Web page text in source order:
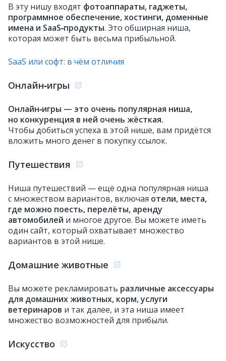
В эту нишу входят фотоаппараты, гаджеты,
программное обеспечение, хостинги, доменные
имена и SaaS‑продукты. Это обширная ниша,
которая может быть весьма прибыльной.
SaaS или софт: в чём отличия
Онлайн‑игры
Онлайн‑игры — это очень популярная ниша,
но конкуренция в ней очень жёсткая.
Чтобы добиться успеха в этой нише, вам придётся
вложить много денег в покупку ссылок.
Путешествия
Ниша путешествий — ещё одна популярная ниша
с множеством вариантов, включая отели, места,
где можно поесть, перелёты, аренду
автомобилей и многое другое. Вы можете иметь
один сайт, который охватывает множество
вариантов в этой нише.
Домашние животные
Вы можете рекламировать различные аксессуары
для домашних животных, корм, услуги
ветеринаров и так далее, и эта ниша имеет
множество возможностей для прибыли.
Искусство